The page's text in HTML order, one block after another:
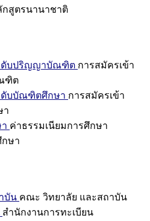
กสูตรนานาชาติ
ดับปริญญาบัณฑิต การสมัครเข้า
ฑิต
ดับบัณฑิตศึกษา การสมัครเข้า
า
ค่าธรรมเนียมการศึกษา
ษา
บัน คณะ วิทยาลัย และสถาบัน
สำนักงานการทะเบียน